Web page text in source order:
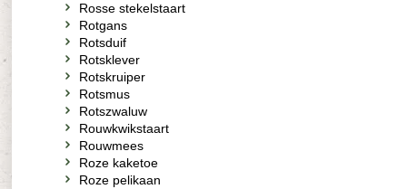
Rosse stekelstaart
Rotgans
Rotsduif
Rotsklever
Rotskruiper
Rotsmus
Rotszwaluw
Rouwkwikstaart
Rouwmees
Roze kaketoe
Roze pelikaan